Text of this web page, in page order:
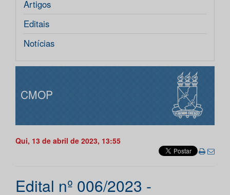
Artigos
Editais
Notícias
CMOP
Qui, 13 de abril de 2023, 13:55
Edital nº 006/2023 -